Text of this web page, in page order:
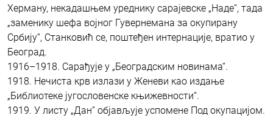
Херману, некадашњем уреднику сарајевске „Наде“, тада
„заменику шефа војног Гувернемана за окупирану
Србију“, Станковић се, поштеђен интернације, вратио у
Београд.
1916–1918. Сарађује у „Београдским новинама“.
1918. Нечиста крв излази у Женеви као издање
„Библиотеке jугословенске књижевности“.
1919. У листу „Дан“ објављује успомене Под окупацијом.